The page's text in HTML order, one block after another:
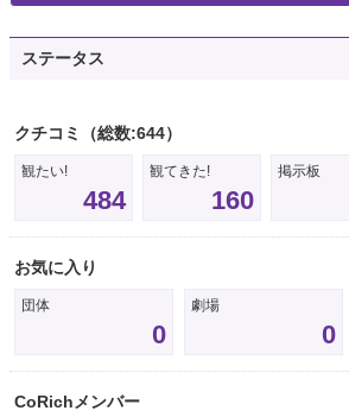
ステータス
クチコミ （総数:644）
観たい!
484
観てきた!
160
掲示板
お気に入り
団体
0
劇場
0
CoRichメンバー